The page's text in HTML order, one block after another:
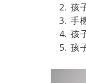
孩
手
孩
孩